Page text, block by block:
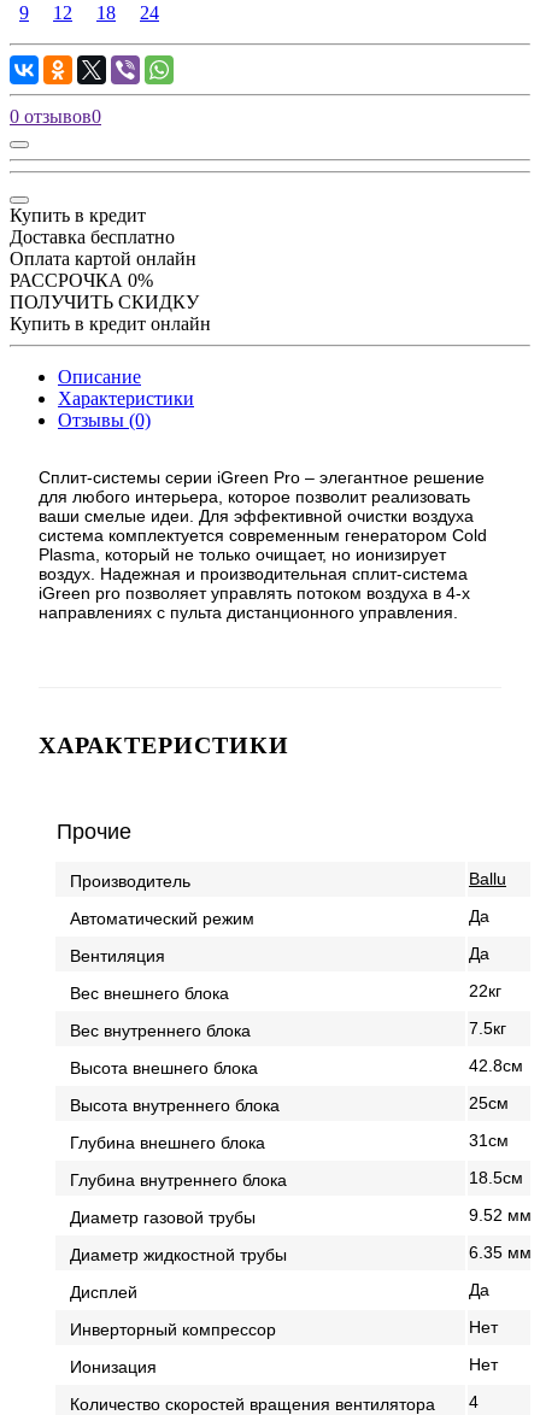
9 12 18 24
0 отзывов0
Купить в кредит
Доставка бесплатно
Оплата картой онлайн
РАССРОЧКА 0%
ПОЛУЧИТЬ СКИДКУ
Купить в кредит онлайн
Описание
Характеристики
Отзывы (0)
Сплит-системы серии iGreen Pro – элегантное решение
для любого интерьера, которое позволит реализовать
ваши смелые идеи. Для эффективной очистки воздуха
система комплектуется современным генератором Cold
Plasma, который не только очищает, но ионизирует
воздух. Надежная и производительная сплит-система
iGreen pro позволяет управлять потоком воздуха в 4-х
направлениях с пульта дистанционного управления.
ХАРАКТЕРИСТИКИ
Прочие
Производитель Ballu
Автоматический режим Да
Вентиляция Да
Вес внешнего блока 22кг
Вес внутреннего блока 7.5кг
Высота внешнего блока 42.8см
Высота внутреннего блока 25см
Глубина внешнего блока 31см
Глубина внутреннего блока 18.5см
Диаметр газовой трубы 9.52 мм
Диаметр жидкостной трубы 6.35 мм
Дисплей Да
Инверторный компрессор Нет
Ионизация Нет
Количество скоростей вращения вентилятора 4